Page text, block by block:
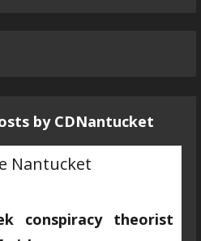
by ‎CDNantucket
Nantucket
conspiracy theorist